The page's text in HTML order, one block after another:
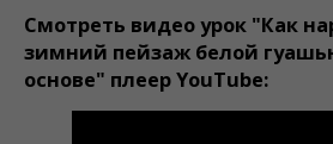
Смотреть видео урок "Как
зимний пейзаж белой
основе" плеер YouTube: